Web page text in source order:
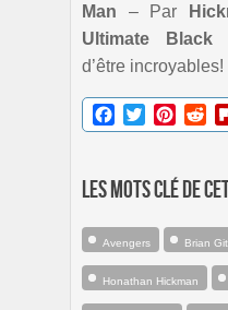
Man – Par
Ultimate Black
d’être incroyables!
Facebook
Twitter
Les mots clé de
Avengers Brian
Honathan Hickman